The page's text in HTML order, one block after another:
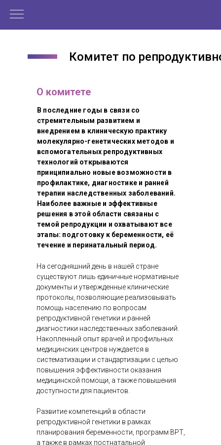
Комитет по
О комитете
В последние годы в связи со
стремительным развитием и
внедрением в клиническую практику
молекулярно-генетических методов и
вспомогательных репродуктивных
технологий открываются
принципиально новые возможности в
профилактике, диагностике и ранней
терапии наследственных заболеваний.
Наиболее важные и эффективные
решения в этой области связаны с
темой репродукции и охватывают все
этапы: подготовку к беременности, её
течение и перинатальный период.
На сегодняшний день в нашей стране
существуют лишь единичные нормативные
документы и утвержденные клинические
протоколы, позволяющие реализовывать
помощь населению по вопросам
репродуктивной генетики и ранней
диагностики наследственных заболеваний.
Накопленный опыт врачей и профильных
медицинских центров нуждается в
систематизации и стандартизации с целью
повышения эффективности оказания
медицинской помощи, а также повышения
доступности для пациентов.
Развитие компетенций в области
репродуктивной генетики в рамках
планирования беременности, программ ВРТ,
а также в рамках постнатальной